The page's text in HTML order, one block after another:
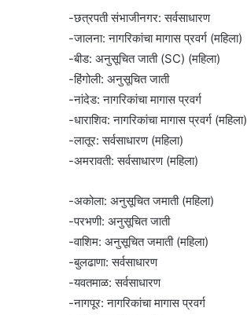
-छत्रपती संभाजीनगर: सर्वसाधारण
-जालना: नागरिकांचा मागास प्रवर्ग (महिला)
-बीड: अनुसूचित जाती (SC) (महिला)
-हिंगोली: अनुसूचित जाती
-नांदेड: नागरिकांचा मागास प्रवर्ग
-धाराशिव: नागरिकांचा मागास प्रवर्ग (महिला)
-लातूर: सर्वसाधारण (महिला)
-अमरावती: सर्वसाधारण (महिला)
-अकोला: अनुसूचित जमाती (महिला)
-परभणी: अनुसूचित जाती
-वाशिम: अनुसूचित जमाती (महिला)
-बुलढाणा: सर्वसाधारण
-यवतमाळ: सर्वसाधारण
-नागपूर: नागरिकांचा मागास प्रवर्ग